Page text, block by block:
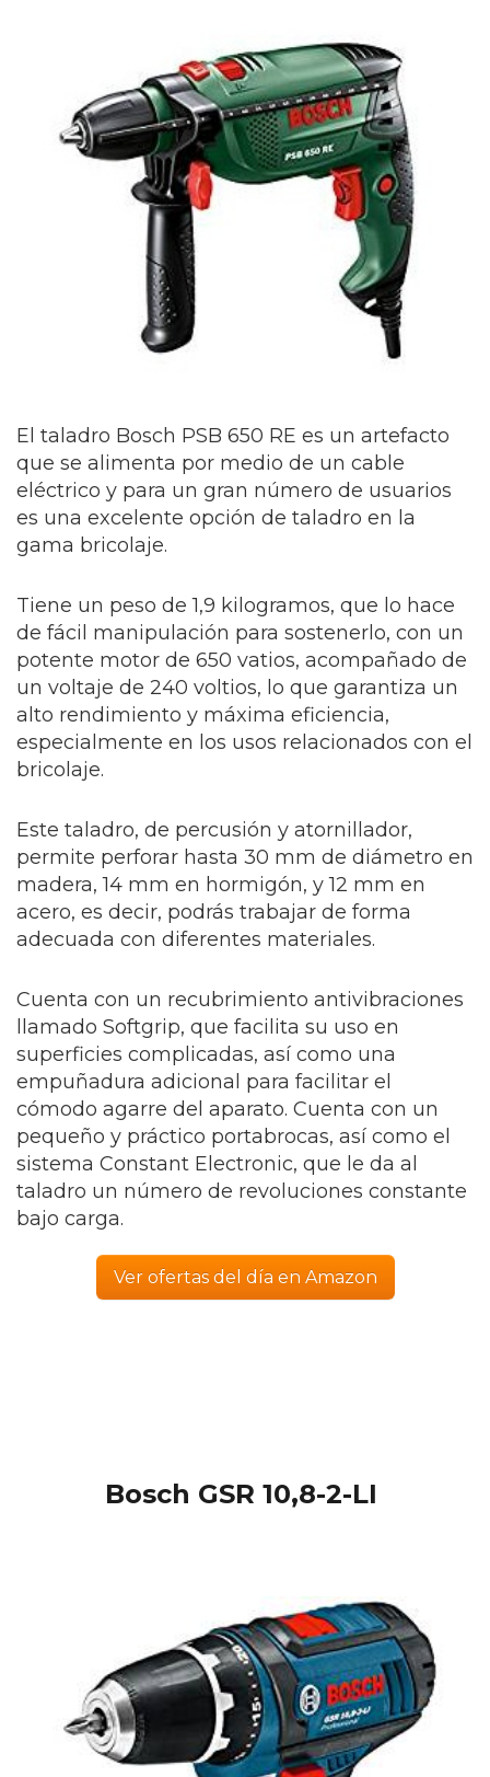
El taladro Bosch PSB 650 RE es un artefacto
que se alimenta por medio de un cable
eléctrico y para un gran número de usuarios
es una excelente opción de taladro en la
gama bricolaje.
Tiene un peso de 1,9 kilogramos, que lo hace
de fácil manipulación para sostenerlo, con un
potente motor de 650 vatios, acompañado de
un voltaje de 240 voltios, lo que garantiza un
alto rendimiento y máxima eficiencia,
especialmente en los usos relacionados con el
bricolaje.
Este taladro, de percusión y atornillador,
permite perforar hasta 30 mm de diámetro en
madera, 14 mm en hormigón, y 12 mm en
acero, es decir, podrás trabajar de forma
adecuada con diferentes materiales.
Cuenta con un recubrimiento antivibraciones
llamado Softgrip, que facilita su uso en
superficies complicadas, así como una
empuñadura adicional para facilitar el
cómodo agarre del aparato. Cuenta con un
pequeño y práctico portabrocas, así como el
sistema Constant Electronic, que le da al
taladro un número de revoluciones constante
bajo carga.
Ver ofertas del día en Amazon
Bosch GSR 10,8-2-LI